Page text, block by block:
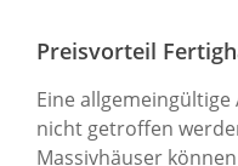
Preisvorteil
Eine allgemeingültige
nicht getroffen
Massivhäuser